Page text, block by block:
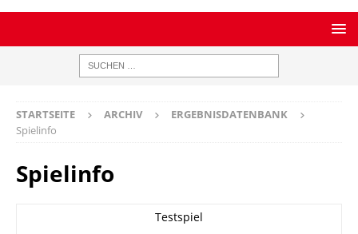
STARTSEITE ARCHIV
ERGEBNISDATENBANK
Spielinfo
Spielinfo
Testspiel